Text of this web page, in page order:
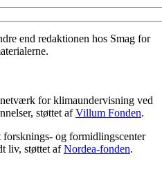
end redaktionen hos Smag for
for klimaundervisning ved
støttet afVillum Fonden.
og formidlingscenter
liv, støttet afNordea-fonden.